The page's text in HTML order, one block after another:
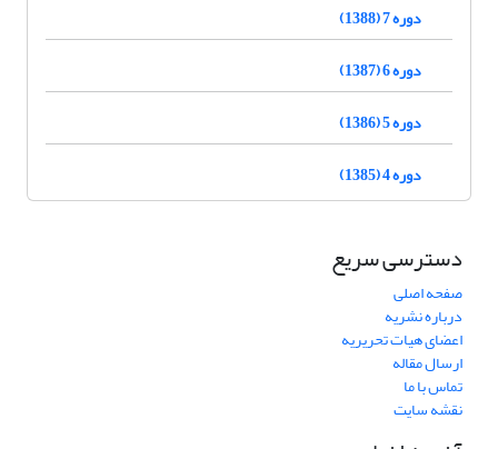
دوره 7 (1388)
دوره 6 (1387)
دوره 5 (1386)
دوره 4 (1385)
دسترسی سریع
صفحه اصلی
درباره نشریه
اعضای هیات تحریریه
ارسال مقاله
تماس با ما
نقشه سایت